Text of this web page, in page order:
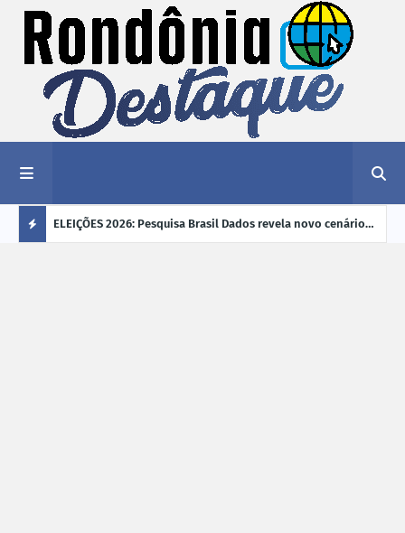
a mais ELEIÇÕES 2026: Pesquisa Brasil Dados revela novo cenário